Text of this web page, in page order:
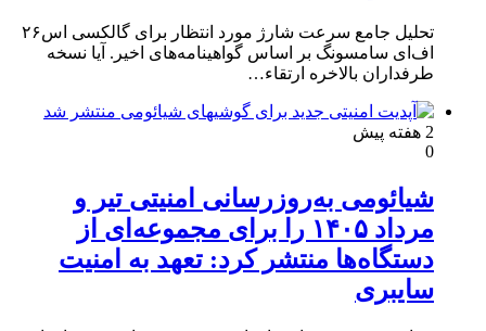
تحلیل جامع سرعت شارژ مورد انتظار برای گالکسی اس۲۶
اف‌ای سامسونگ بر اساس گواهینامه‌های اخیر. آیا نسخه
طرفداران بالاخره ارتقاء…
2 هفته پیش
0
شیائومی به‌روزرسانی امنیتی تیر و
مرداد ۱۴۰۵ را برای مجموعه‌ای از
دستگاه‌ها منتشر کرد: تعهد به امنیت
سایبری